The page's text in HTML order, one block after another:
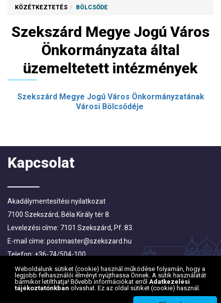
Weboldalunk sütiket (cookie) használ működése folyamán, hogy a
legjobb felhasználói élményt nyújthassa Önnek. A sütik használatát
bármikor letilthatja! Bővebb információkat erről Adatkezelési
tájékoztatónkban olvashat. Ez az oldal sütiket (cookie) használ.
KÖZÉTKEZTETÉS BÖLCSŐDE
Szekszárd Megye Jogú Város
Önkormányzata által
üzemeltetett intézmények
Szekszárd Megye Jogú Város Önkormányzatának
Városi Bölcsődéje
Kapcsolat
Akadálymentesítési nyilatkozat
7100 Szekszárd, Béla Király tér 8.
Levelezési címe: 7101 Szekszárd, Pf.:83.
E-mail címe: postmaster@szekszard.hu
Telefon: +36-74/504-100
Fax: +36-74/412-719; +36-74/510-251